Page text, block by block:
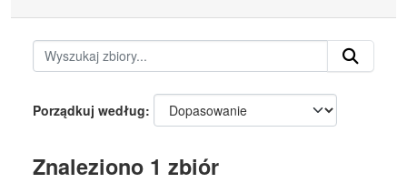
Porządkuj według
Znaleziono 1 zbiór